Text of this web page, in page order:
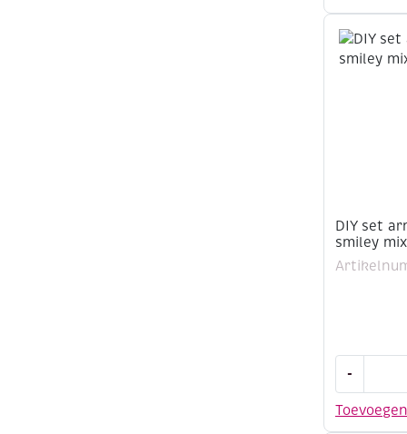
smiley
mix,
rood
DIY set
smiley
Toevoegen
-